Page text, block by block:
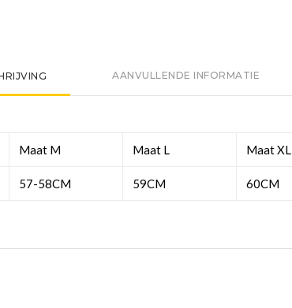
AANVULLENDE INFORMATIE
Maat M Maat L Maat XL
57-58CM 59CM 60CM